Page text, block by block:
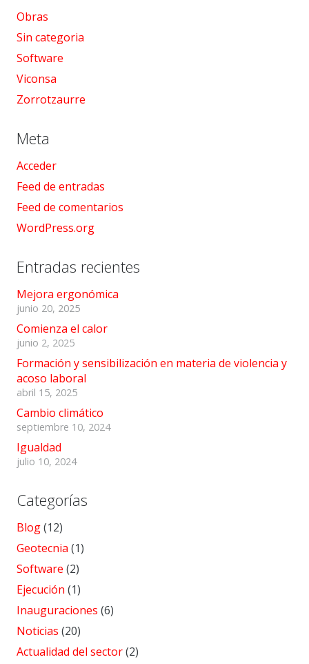
Obras
Sin categoria
Software
Viconsa
Zorrotzaurre
Meta
Acceder
Feed de entradas
Feed de comentarios
WordPress.org
Entradas recientes
Mejora ergonómica
junio 20, 2025
Comienza el calor
junio 2, 2025
Formación y sensibilización en materia de violencia y
acoso laboral
abril 15, 2025
Cambio climático
septiembre 10, 2024
Igualdad
julio 10, 2024
Categorías
Blog(12)
Geotecnia (1)
Software (2)
Ejecución (1)
Inauguraciones (6)
Noticias (20)
Actualidad del sector(2)